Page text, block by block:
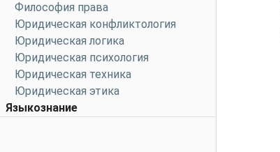
Философия права
Юридическая конфликтология
Юридическая логика
Юридическая психология
Юридическая техника
Юридическая этика
Языкознание